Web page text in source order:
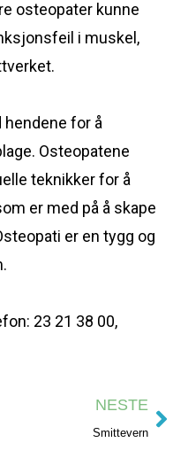
osteopater kunne
i muskel,
hendene for å
Osteopatene
teknikker for å
er med på å skape
er en tygg og
23 21 38 00,
NESTE
Smittevern